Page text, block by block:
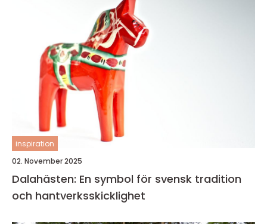
inspiration
02. November 2025
Dalahästen: En symbol för svensk tradition
och hantverksskicklighet